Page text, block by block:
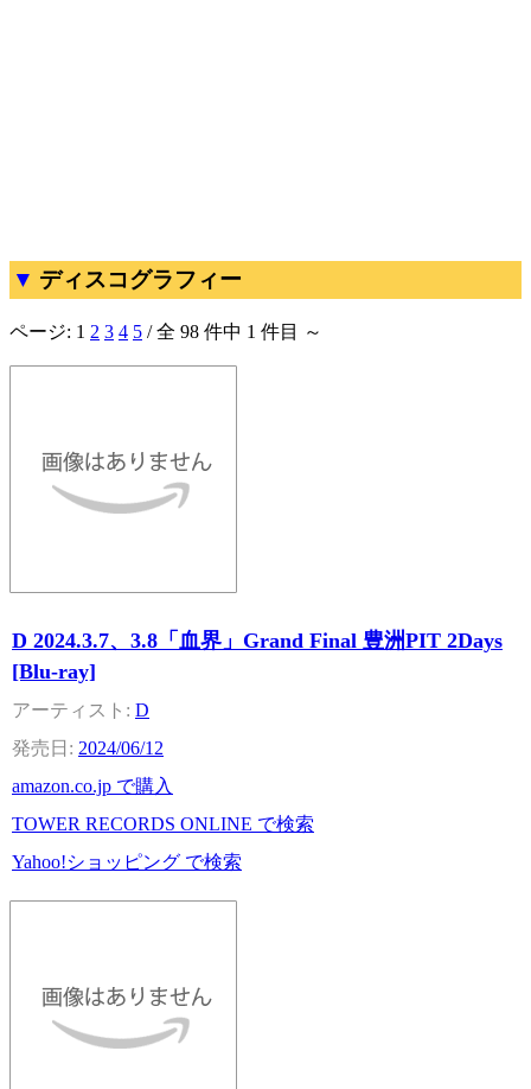
ディスコグラフィー
ページ: 1 2 3 4 5 / 全 98 件中 1 件目 ～
D 2024.3.7、3.8「血界」Grand Final 豊洲PIT 2Days
[Blu-ray]
D
2024/06/12
amazon.co.jp で購入
TOWER RECORDS ONLINE で検索
Yahoo!ショッピング で検索